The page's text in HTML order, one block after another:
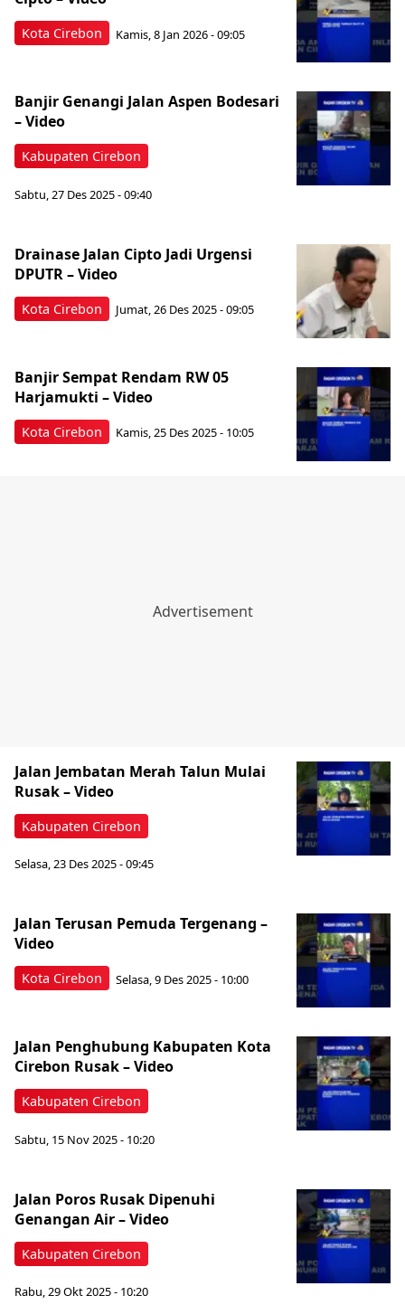
Kota Cirebon Kamis, 8 Jan 2026 - 09:05
Kabupaten Cirebon
Banjir Genangi Jalan Aspen Bodesari
– Video
Sabtu, 27 Des 2025 - 09:40
Kota Cirebon
Drainase Jalan Cipto Jadi Urgensi
DPUTR – Video
Jumat, 26 Des 2025 - 09:05
Kota Cirebon
Banjir Sempat Rendam RW 05
Harjamukti – Video
Kamis, 25 Des 2025 - 10:05
Kabupaten Cirebon
Jalan Jembatan Merah Talun Mulai
Rusak – Video
Selasa, 23 Des 2025 - 09:45
Kota Cirebon
Jalan Terusan Pemuda Tergenang –
Video
Selasa, 9 Des 2025 - 10:00
Kabupaten Cirebon
Jalan Penghubung Kabupaten Kota
Cirebon Rusak – Video
Sabtu, 15 Nov 2025 - 10:20
Kabupaten Cirebon
Jalan Poros Rusak Dipenuhi
Genangan Air – Video
Rabu, 29 Okt 2025 - 10:20